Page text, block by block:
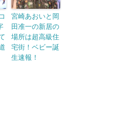
宮崎あおいと岡
田准一の新居の
場所は超高級住
宅街！ベビー誕
生速報！